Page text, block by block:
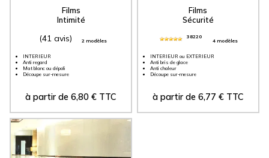
Films
Intimité
(41 avis) 2 modèles
INTERIEUR
Anti regard
Mat blanc ou dépoli
Découpe sur-mesure
à partir de 6,80€ TTC
Films
Sécurité
38220
4 modèles
INTERIEUR ou EXTERIEUR
Anti bris de glace
Anti chaleur
Découpe sur-mesure
à partir de 6,77€ TTC